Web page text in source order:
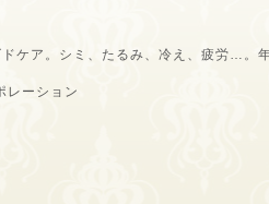
ケア。シミ、たるみ、冷え、疲労…。
レーション